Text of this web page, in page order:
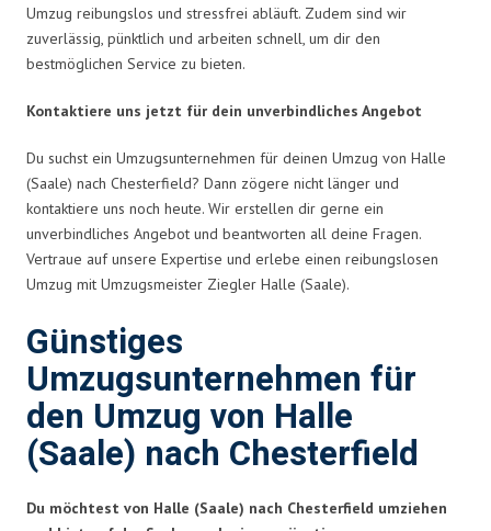
Umzug reibungslos und stressfrei abläuft. Zudem sind wir
zuverlässig, pünktlich und arbeiten schnell, um dir den
bestmöglichen Service zu bieten.
Kontaktiere uns jetzt für dein unverbindliches Angebot
Du suchst ein Umzugsunternehmen für deinen Umzug von Halle
(Saale) nach Chesterfield? Dann zögere nicht länger und
kontaktiere uns noch heute. Wir erstellen dir gerne ein
unverbindliches Angebot und beantworten all deine Fragen.
Vertraue auf unsere Expertise und erlebe einen reibungslosen
Umzug mit Umzugsmeister Ziegler Halle (Saale).
Günstiges
Umzugsunternehmen für
den Umzug von Halle
(Saale) nach Chesterfield
Du möchtest von Halle (Saale) nach Chesterfield umziehen